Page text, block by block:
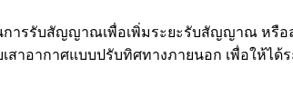
นการรับสัญญาณเพื่อเพิ่มระยะรับสัญญาณ หรื
สาอากาศแบบปรับทิศทางภายนอก เพื่อใ